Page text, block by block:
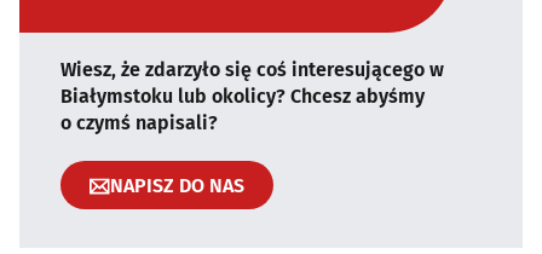
Wiesz, że zdarzyło się coś interesującego w
Białymstoku lub okolicy? Chcesz abyśmy
o czymś napisali?
NAPISZ DO NAS